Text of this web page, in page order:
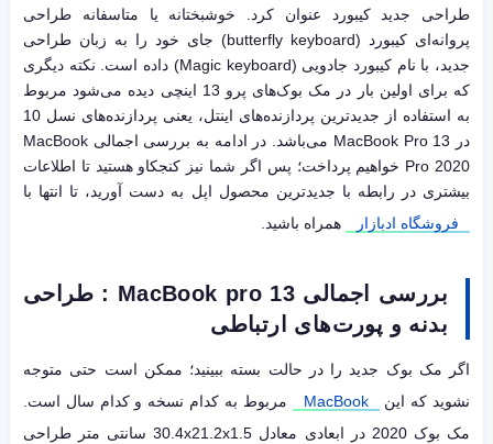
طراحی جدید کیبورد عنوان کرد. خوشبختانه یا متاسفانه طراحی
پروانه‌ای کیبورد (butterfly keyboard) جای خود را به زبان طراحی
جدید، با نام کیبورد جادویی (Magic keyboard) داده است. نکته‌ دیگری
که برای اولین بار در مک بوک‌های پرو 13 اینچی دیده می‌شود مربوط
به استفاده از جدیدترین پردازنده‌های اینتل، یعنی پردازنده‌های نسل 10
در MacBook Pro 13 می‌باشد. در ادامه به بررسی اجمالی MacBook
Pro 2020 خواهیم پرداخت؛ پس اگر شما نیز کنجکاو هستید تا اطلاعات
بیشتری در رابطه با جدیدترین محصول اپل به دست آورید، تا انتها با
فروشگاه ادبازار
همراه باشید.
بررسی اجمالی MacBook pro 13 : طراحی
بدنه و پورت‌های ارتباطی
اگر مک بوک جدید را در حالت بسته ببینید؛ ممکن است حتی متوجه
نشوید که این
MacBook
مربوط به کدام نسخه و کدام سال است.
مک بوک 2020 در ابعادی معادل 30.4x21.2x1.5 سانتی متر طراحی